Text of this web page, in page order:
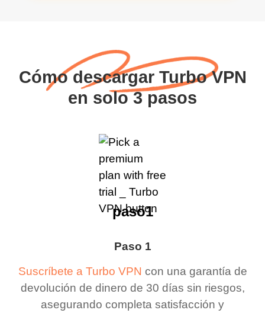
Cómo descargar Turbo VPN
en solo 3 pasos
Paso 1
Suscríbete a Turbo VPN con una garantía de
devolución de dinero de 30 días sin riesgos,
asegurando completa satisfacción y
paso1